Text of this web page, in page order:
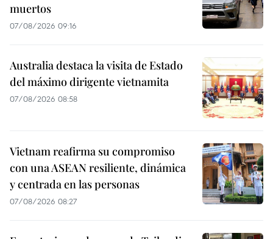
muertos
07/08/2026 09:16
Australia destaca la visita de Estado
del máximo dirigente vietnamita
07/08/2026 08:58
Vietnam reafirma su compromiso
con una ASEAN resiliente, dinámica
y centrada en las personas
07/08/2026 08:27